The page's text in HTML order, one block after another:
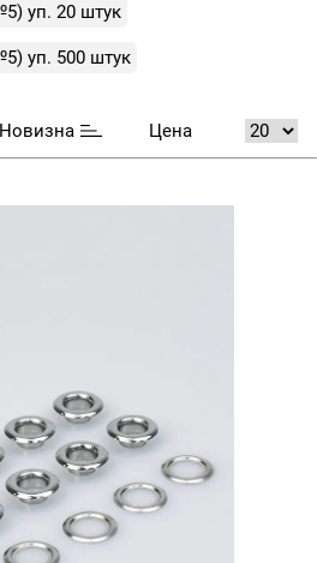
уп. 20 штук
уп. 500 штук
Новизна Цена